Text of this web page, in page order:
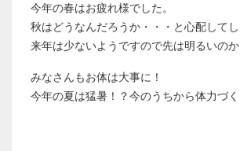
今年の春はお疲れ様でした。
秋はどうなんだろうか・・・と心配してし
来年は少ないようですので先は明るいのか
みなさんもお体は大事に！
今年の夏は猛暑！？今のうちから体力づく